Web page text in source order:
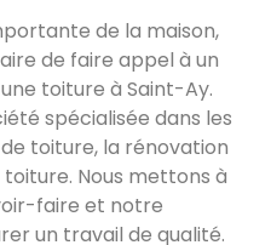
de la maison,
de faire appel à un
toiture à Saint-Ay.
spécialisée dans les
toiture, la rénovation
Nous mettons à
faire et notre
un travail de qualité.